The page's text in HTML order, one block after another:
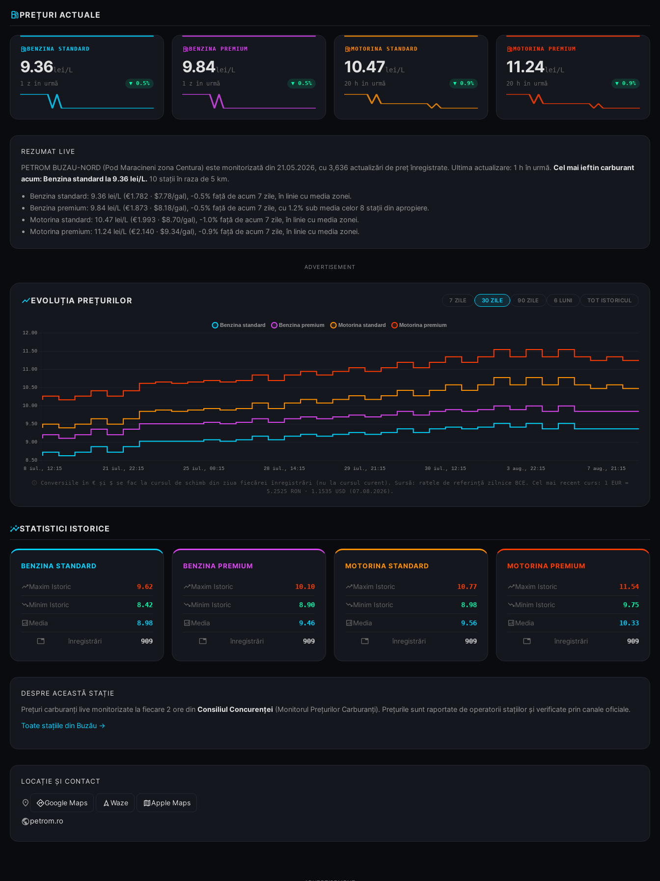
local_gas_station PREȚURI ACTUALE
local_gas_stationBENZINA STANDARD
9.36lei/L
1 z în urmă ▼ 0.5%
local_gas_stationBENZINA PREMIUM
9.84lei/L
1 z în urmă ▼ 0.5%
local_gas_stationMOTORINA STANDARD
10.47lei/L
20 h în urmă ▼ 0.9%
local_gas_stationMOTORINA PREMIUM
11.24lei/L
20 h în urmă ▼ 0.9%
REZUMAT LIVE
PETROM BUZAU-NORD (Pod Maracineni zona Centura) este monitorizată din 21.05.2026, cu 3,636 actualizări de preț înregistrate. Ultima actualizare: 1 h în urmă. Cel mai ieftin carburant
acum: Benzina standard la 9.36 lei/L. 10 stații în raza de 5 km.
Benzina standard: 9.36 lei/L (€1.782 · $7.78/gal), -0.5% față de acum 7 zile, în linie cu media zonei.
Benzina premium: 9.84 lei/L (€1.873 · $8.18/gal), -0.5% față de acum 7 zile, cu 1.2% sub media celor 8 stații din apropiere.
Motorina standard: 10.47 lei/L (€1.993 · $8.70/gal), -1.0% față de acum 7 zile, în linie cu media zonei.
Motorina premium: 11.24 lei/L (€2.140 · $9.34/gal), -0.9% față de acum 7 zile, în linie cu media zonei.
ADVERTISEMENT
show_chartEVOLUȚIA PREȚURILOR 7 ZILE 30 ZILE 90 ZILE 6 LUNI TOT ISTORICUL
info
Conversiile în € și $ se fac la cursul de schimb din ziua fiecărei înregistrări (nu la cursul curent). Sursă: ratele de referință zilnice BCE. Cel mai recent curs: 1 EUR =
5.2525 RON · 1.1535 USD (07.08.2026).
insightsSTATISTICI ISTORICE
BENZINA STANDARD
trending_upMaxim Istoric 9.62
trending_downMinim Istoric 8.42
analyticsMedia 8.98
database înregistrări 909
BENZINA PREMIUM
trending_upMaxim Istoric 10.10
trending_downMinim Istoric 8.90
analyticsMedia 9.46
database înregistrări 909
MOTORINA STANDARD
trending_upMaxim Istoric 10.77
trending_downMinim Istoric 8.98
analyticsMedia 9.56
database înregistrări 909
MOTORINA PREMIUM
trending_upMaxim Istoric 11.54
trending_downMinim Istoric 9.75
analyticsMedia 10.33
database înregistrări 909
DESPRE ACEASTĂ STAȚIE
Prețuri carburanți live monitorizate la fiecare 2 ore din Consiliul Concurenței (Monitorul Prețurilor Carburanți). Prețurile sunt raportate de operatorii stațiilor și verificate prin canale oficiale.
Toate stațiile din Buzău →
LOCAȚIE ȘI CONTACT
place directionsGoogle Maps navigation Waze mapApple Maps
publicpetrom.ro